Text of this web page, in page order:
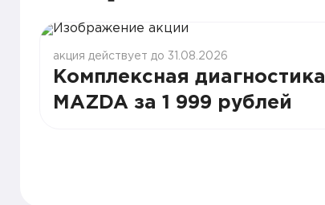
акция действует до 31.08.2026
Комплексная диагностика
MAZDA за 1 999 рублей